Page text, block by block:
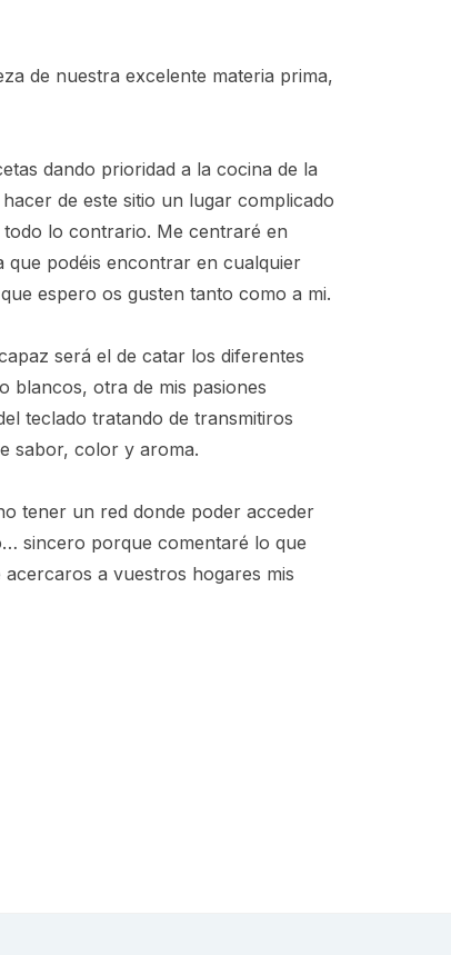
de nuestra excelente materia prima,
dando prioridad a la cocina de la
de este sitio un lugar complicado
lo contrario. Me centraré en
podéis encontrar en cualquier
espero os gusten tanto como a mi.
será el de catar los diferentes
blancos, otra de mis pasiones
teclado tratando de transmitiros
sabor, color y aroma.
tener un red donde poder acceder
sincero porque comentaré lo que
a vuestros hogares mis